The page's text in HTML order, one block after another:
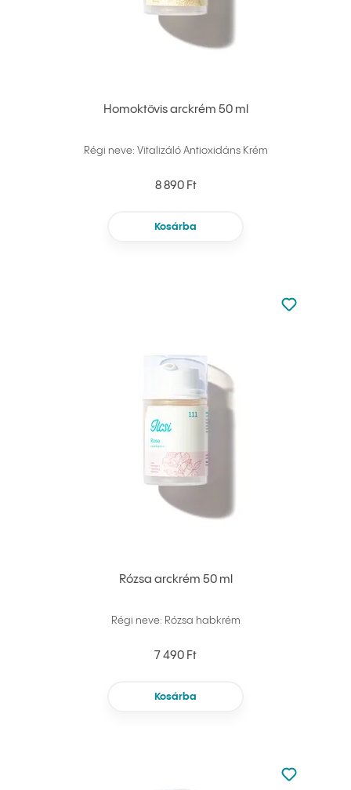
Homoktövis arckrém 50 ml
Régi neve: Vitalizáló Antioxidáns Krém
8 890 Ft
Kosárba
Rózsa arckrém 50 ml
Régi neve: Rózsa habkrém
7 490 Ft
Kosárba
Nincsen
Hozzáadás
Nincsen
Hozzáadás